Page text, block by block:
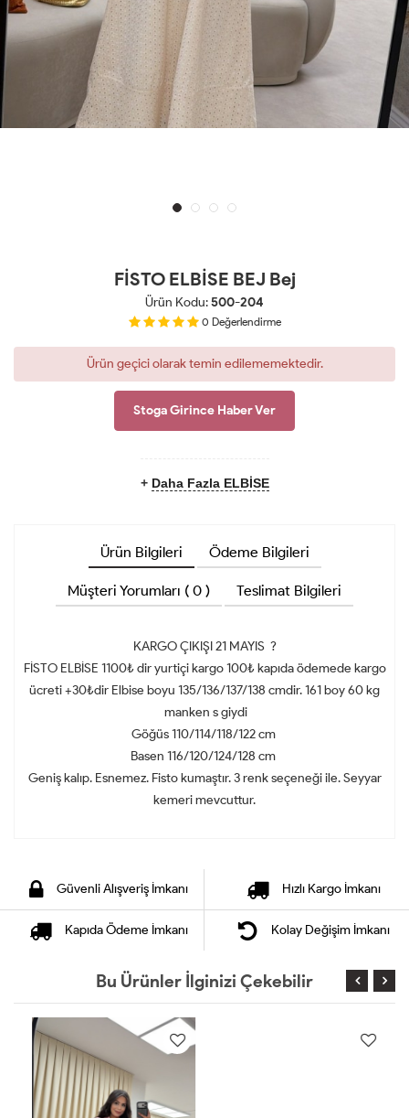
FİSTO ELBİSE BEJ Bej
Ürün Kodu:500-204
0 Değerlendirme
Ürün geçici olarak temin edilememektedir.
Stoga Girince Haber Ver
+ Daha Fazla ELBİSE
Ürün Bilgileri Ödeme Bilgileri
Müşteri Yorumları ( 0 ) Teslimat Bilgileri
KARGO ÇIKIŞI 21 MAYIS ?
FİSTO ELBİSE 1100₺ dir yurtiçi kargo 100₺ kapıda ödemede kargo
ücreti +30₺dir Elbise boyu 135/136/137/138 cmdir. 161 boy 60 kg
manken s giydi
Göğüs 110/114/118/122 cm
Basen 116/120/124/128 cm
Geniş kalıp. Esnemez. Fisto kumaştır. 3 renk seçeneği ile. Seyyar
kemeri mevcuttur.
Güvenli Alışveriş İmkanı Hızlı Kargo İmkanı
Kapıda Ödeme İmkanı Kolay Değişim İmkanı
Bu Ürünler İlginizi Çekebilir